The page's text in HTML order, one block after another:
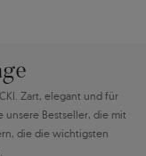
Zart, elegant und für
unsere Bestseller, die mit
die die wichtigsten